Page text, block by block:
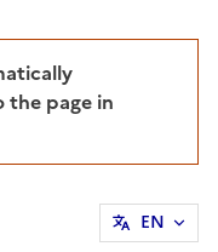
the page in
EN